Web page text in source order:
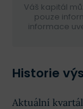
Váš kapitál
pouze
informace
Historie
Aktuální